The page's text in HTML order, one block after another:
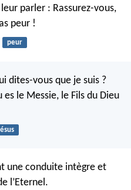
parler : Rassurez-vous,
peur !
peur
dites-vous que je suis ?
le Messie, le Fils du Dieu
une conduite intègre et
l’Eternel.